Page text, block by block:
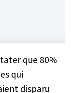
que 80%
qui
disparu